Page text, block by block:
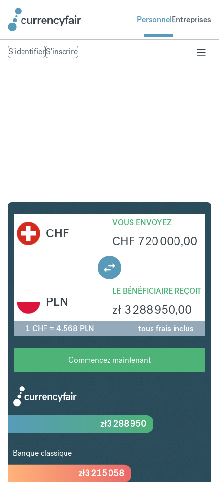
PersonnelEntreprises
S'identifierS'inscrire
CHF
VOUS ENVOYEZ
CHF 720 000,00
LE BÉNÉFICIAIRE REÇOIT
zł 3 288 950,00
PLN
1 CHF = 4.568 PLN tous frais inclus
Commencez maintenant
zł3 215 058
zł3 288 950
Banque classique